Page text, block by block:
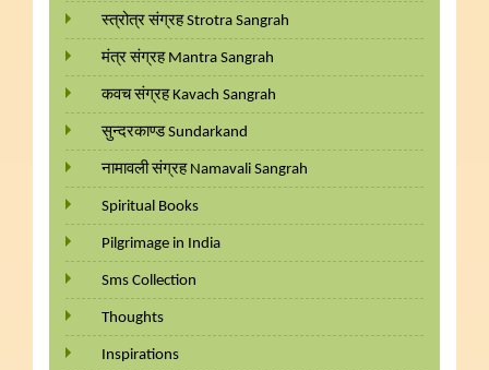
स्त्रोत्र संग्रह Strotra Sangrah
मंत्र संग्रह Mantra Sangrah
कवच संग्रह Kavach Sangrah
सुन्दरकाण्ड Sundarkand
नामावली संग्रह Namavali Sangrah
Spiritual Books
Pilgrimage in India
Sms Collection
Thoughts
Inspirations